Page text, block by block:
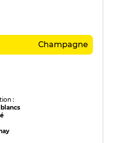
Champagne
: